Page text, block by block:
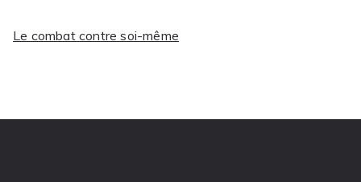
Le combat contre soi-même